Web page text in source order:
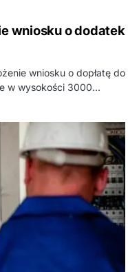
wniosku o dodatek
wniosku o dopłatę do
w wysokości 3000…